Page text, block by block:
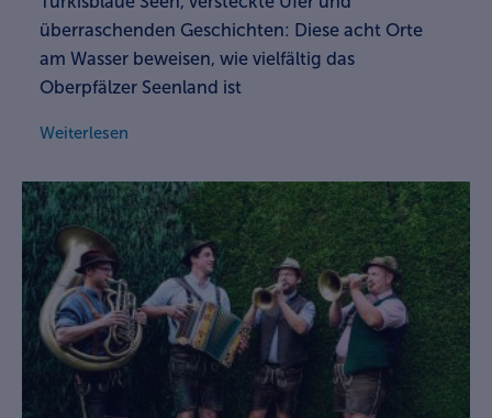
überraschenden Geschichten: Diese acht Orte
am Wasser beweisen, wie vielfältig das
Oberpfälzer Seenland ist
Weiterlesen